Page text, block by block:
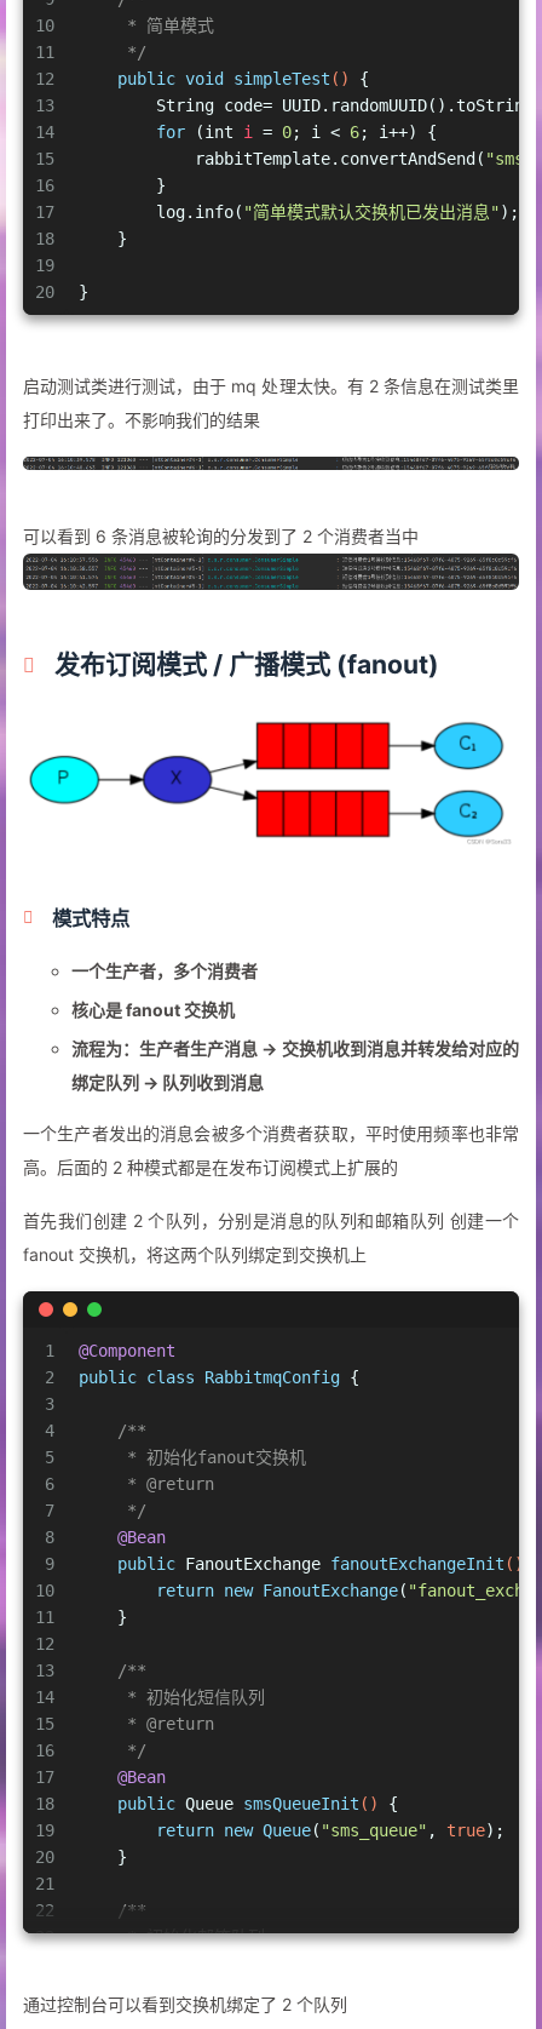
10
11
12
13
14
15
16
17
18
19
20
     * 简单模式
     */
public void simpleTest ()
{
String code=
for (int i = 0; i < 6; i++) {
            rabbitTemplate.convertAndSend(
        }
        log.info(
"简单模式默认交换机已发出消息");
    }
}
启动测试类进行测试，由于 mq 处理太快。有 2 条信息在测试类里
打印出来了。不影响我们的结果
可以看到 6 条消息被轮询的分发到了 2 个消费者当中
发布订阅模式/ 广播模式 (fanout)
模式特点
一个生产者，多个消费者
核心是 fanout 交换机
流程为：生产者生产消息 -> 交换机收到消息并转发给对应的
绑定队列 -> 队列收到消息
一个生产者发出的消息会被多个消费者获取，平时使用频率也非常
高。后面的 2 种模式都是在发布订阅模式上扩展的
首先我们创建 2 个队列，分别是消息的队列和邮箱队列 创建一个
fanout 交换机，将这两个队列绑定到交换机上
1
2
3
4
5
6
7
8
9
10
11
12
13
14
15
16
17
18
19
20
21
22
23
26
@Component
public class RabbitmqConfig {
/**
     * 初始化fanout交换机
     *
@return
     */
@Bean
public FanoutExchange fanoutExchangeInit ()
return new FanoutExchange(
    }
/**
     * 初始化短信队列
     *
@return
     */
@Bean
public Queue smsQueueInit ()
{
return new Queue( "sms_queue" , true);
    }
/**
     * 初始化邮箱队列
@Bean
通过控制台可以看到交换机绑定了 2 个队列